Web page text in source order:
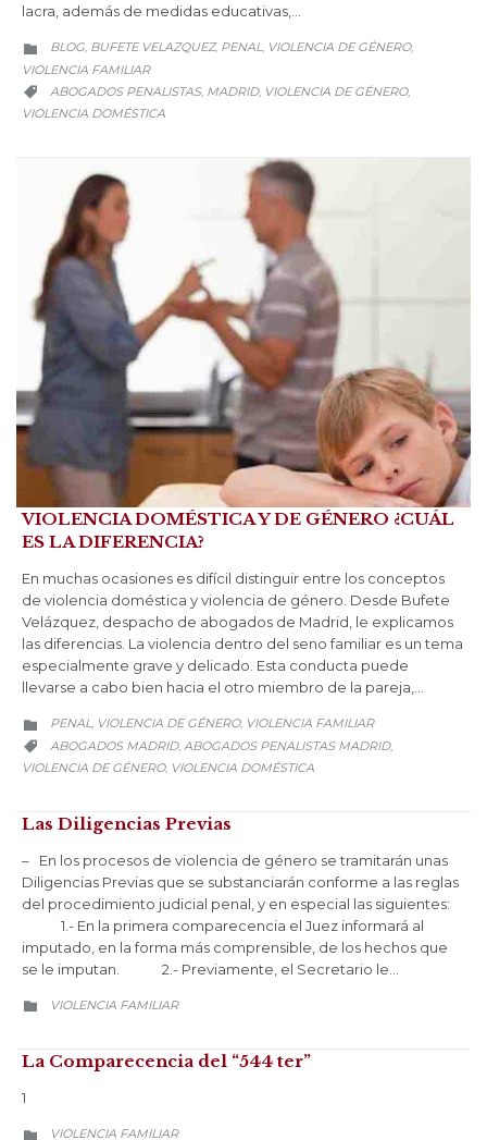
lacra, además de medidas educativas,…
 CATEGORY
BLOG, BUFETE VELAZQUEZ, PENAL, VIOLENCIA DE GÉNERO,
VIOLENCIA FAMILIAR
 CATEGORY
ABOGADOS PENALISTAS, MADRID, VIOLENCIA DE GÉNERO,
VIOLENCIA DOMÉSTICA
VIOLENCIA DOMÉSTICA Y DE GÉNERO ¿CUÁL
ES LA DIFERENCIA?
En muchas ocasiones es difícil distinguir entre los conceptos
de violencia doméstica y violencia de género. Desde Bufete
Velázquez, despacho de abogados de Madrid, le explicamos
las diferencias. La violencia dentro del seno familiar es un tema
especialmente grave y delicado. Esta conducta puede
llevarse a cabo bien hacia el otro miembro de la pareja,…
 CATEGORY
PENAL, VIOLENCIA DE GÉNERO, VIOLENCIA FAMILIAR
 CATEGORY
ABOGADOS MADRID, ABOGADOS PENALISTAS MADRID,
VIOLENCIA DE GÉNERO, VIOLENCIA DOMÉSTICA
Las Diligencias Previas
– En los procesos de violencia de género se tramitarán unas
Diligencias Previas que se substanciarán conforme a las reglas
del procedimiento judicial penal, y en especial las siguientes:
1.- En la primera comparecencia el Juez informará al
imputado, en la forma más comprensible, de los hechos que
se le imputan. 2.- Previamente, el Secretario le…
 CATEGORY
VIOLENCIA FAMILIAR
La Comparecencia del “544 ter”
1
 CATEGORY
VIOLENCIA FAMILIAR